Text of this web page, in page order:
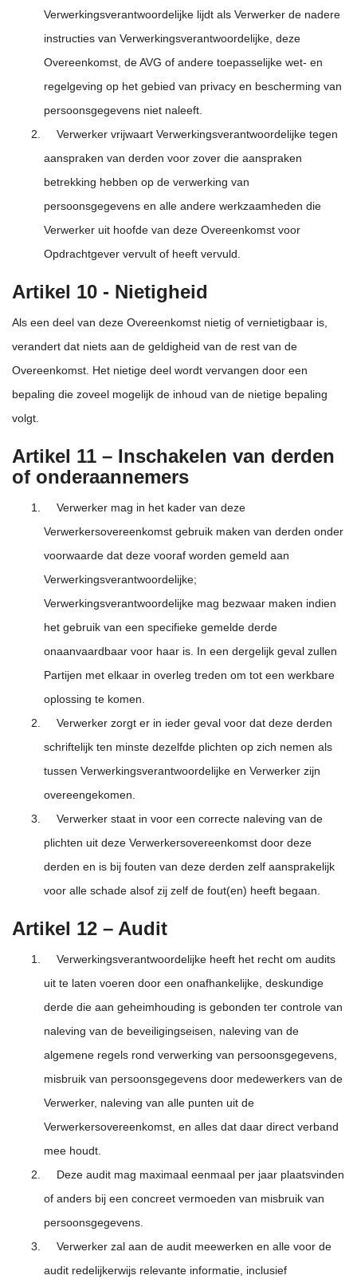
Verwerkingsverantwoordelijke lijdt als Verwerker de nadere
instructies van Verwerkingsverantwoordelijke, deze
Overeenkomst, de AVG of andere toepasselijke wet- en
regelgeving op het gebied van privacy en bescherming van
persoonsgegevens niet naleeft.
Verwerker vrijwaart Verwerkingsverantwoordelijke tegen
aanspraken van derden voor zover die aanspraken
betrekking hebben op de verwerking van
persoonsgegevens en alle andere werkzaamheden die
Verwerker uit hoofde van deze Overeenkomst voor
Opdrachtgever vervult of heeft vervuld.
Artikel 10 - Nietigheid
Als een deel van deze Overeenkomst nietig of vernietigbaar is,
verandert dat niets aan de geldigheid van de rest van de
Overeenkomst. Het nietige deel wordt vervangen door een
bepaling die zoveel mogelijk de inhoud van de nietige bepaling
volgt.
Artikel 11 – Inschakelen van derden
of onderaannemers
Verwerker mag in het kader van deze
Verwerkersovereenkomst gebruik maken van derden onder
voorwaarde dat deze vooraf worden gemeld aan
Verwerkingsverantwoordelijke;
Verwerkingsverantwoordelijke mag bezwaar maken indien
het gebruik van een specifieke gemelde derde
onaanvaardbaar voor haar is. In een dergelijk geval zullen
Partijen met elkaar in overleg treden om tot een werkbare
oplossing te komen.
Verwerker zorgt er in ieder geval voor dat deze derden
schriftelijk ten minste dezelfde plichten op zich nemen als
tussen Verwerkingsverantwoordelijke en Verwerker zijn
overeengekomen.
Verwerker staat in voor een correcte naleving van de
plichten uit deze Verwerkersovereenkomst door deze
derden en is bij fouten van deze derden zelf aansprakelijk
voor alle schade alsof zij zelf de fout(en) heeft begaan.
Artikel 12 – Audit
Verwerkingsverantwoordelijke heeft het recht om audits
uit te laten voeren door een onafhankelijke, deskundige
derde die aan geheimhouding is gebonden ter controle van
naleving van de beveiligingseisen, naleving van de
algemene regels rond verwerking van persoonsgegevens,
misbruik van persoonsgegevens door medewerkers van de
Verwerker, naleving van alle punten uit de
Verwerkersovereenkomst, en alles dat daar direct verband
mee houdt.
Deze audit mag maximaal eenmaal per jaar plaatsvinden
of anders bij een concreet vermoeden van misbruik van
persoonsgegevens.
Verwerker zal aan de audit meewerken en alle voor de
audit redelijkerwijs relevante informatie, inclusief